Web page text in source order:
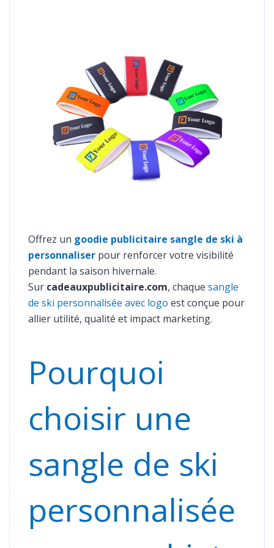
Offrez un goodie publicitaire sangle de ski à
personnaliser pour renforcer votre visibilité
pendant la saison hivernale.
Sur cadeauxpublicitaire.com, chaque sangle
de ski personnalisée avec logo est conçue pour
allier utilité, qualité et impact marketing.
Pourquoi
choisir une
sangle de ski
personnalisée